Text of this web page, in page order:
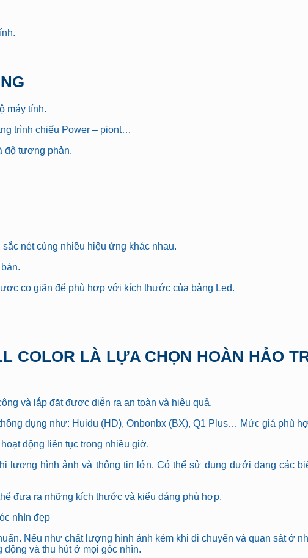
máy tính.
trình chiếu Power – piont…
độ tương phản.
nét cùng nhiều hiệu ứng khác nhau.
co giãn để phù hợp với kích thước của bảng Led.
và lắp đặt được diễn ra an toàn và hiệu quả.
dụng như: Huidu (HD), Onbonbx (BX), Q1 Plus… Mức giá phù
động liên tục trong nhiều giờ.
lượng hình ảnh và thông tin lớn. Có thể sử dụng dưới dạng các
đưa ra những kích thước và kiểu dáng phù hợp.
nhìn đẹp
Nếu như chất lượng hình ảnh kém khi di chuyển và quan sát ở
và thu hút ở mọi góc nhìn.